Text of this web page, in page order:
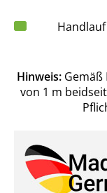
Hinweis:Gemäß
von 1 m